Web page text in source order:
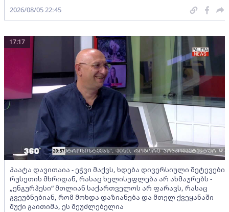
2026/08/05 22:45
პაატა დავითაია - ეჭვი მაქვს, ხდება დივერსიული შეტევები
რუსეთის მხრიდან, რასაც ხელისუფლება არ ახმაურებს -
„ენგურჰესი“ მთლიან საქართველოს არ ფარავს, რასაც
გვეუბნებიან, რომ მოხდა დაზიანება და მთელ ქვეყანაში
შუქი გაითიშა, ეს შეუძლებელია
17:17